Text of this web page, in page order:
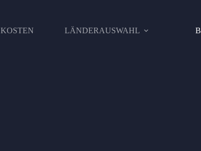
KOSTEN LÄNDERAUSWAHL